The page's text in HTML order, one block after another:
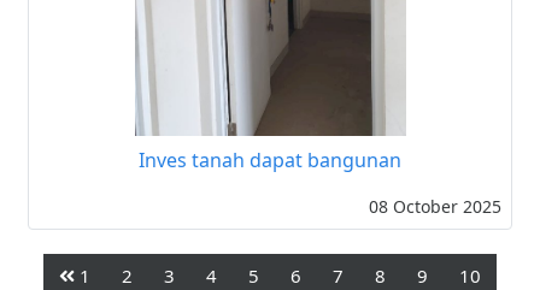
Inves tanah dapat bangunan
08 October 2025
1 2 3 4 5 6 7 8 9
10